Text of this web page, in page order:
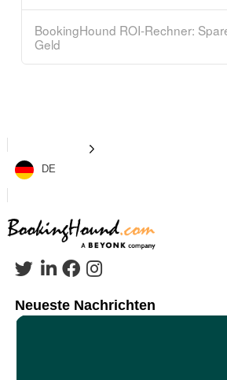
BookingHound ROI-Rechner:
Geld
DE
Neueste Nachrichten